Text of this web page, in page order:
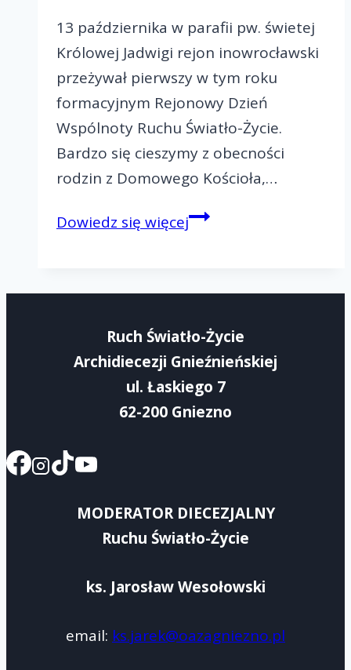
13 października w parafii pw. świetej
Królowej Jadwigi rejon inowrocławski
przeżywał pierwszy w tym roku
formacyjnym Rejonowy Dzień
Wspólnoty Ruchu Światło-Życie.
Bardzo się cieszymy z obecności
rodzin z Domowego Kościoła,…
Dowiedz się więcejRejonowy
w
Ruch Światło-Życie
Archidiecezji Gnieźnieńskiej
ul. Łaskiego 7
62-200 Gniezno
MODERATOR DIECEZJALNY
Ruchu Światło-Życie
ks. Jarosław Wesołowski
email: ks.jarek@oazagniezno.pl